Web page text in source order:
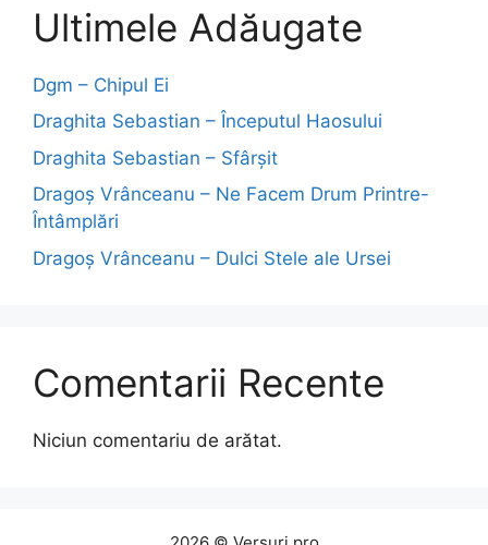
Ultimele Adăugate
Dgm – Chipul Ei
Draghita Sebastian – Începutul Haosului
Draghita Sebastian – Sfârșit
Dragoş Vrânceanu – Ne Facem Drum Printre-
Întâmplări
Dragoş Vrânceanu – Dulci Stele ale Ursei
Comentarii Recente
Niciun comentariu de arătat.